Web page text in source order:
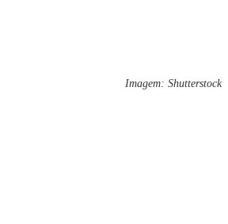
Imagem: Shutterstock